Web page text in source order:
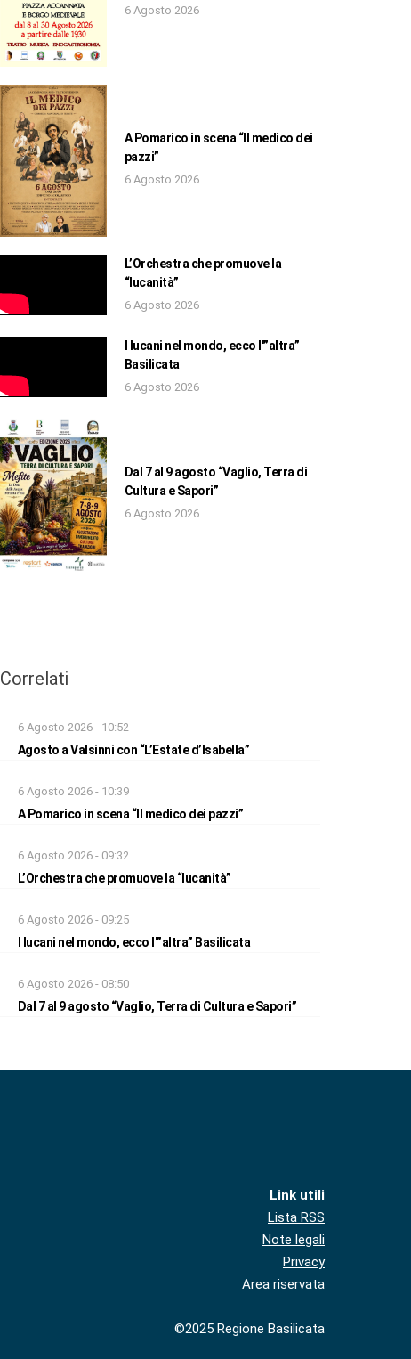
6 Agosto 2026
A Pomarico in scena “Il medico dei
pazzi”
6 Agosto 2026
L’Orchestra che promuove la
“lucanità”
6 Agosto 2026
I lucani nel mondo, ecco l'”altra”
Basilicata
6 Agosto 2026
Dal 7 al 9 agosto “Vaglio, Terra di
Cultura e Sapori”
6 Agosto 2026
Correlati
6 Agosto 2026 - 10:52
Agosto a Valsinni con “L’Estate d’Isabella”
6 Agosto 2026 - 10:39
A Pomarico in scena “Il medico dei pazzi”
6 Agosto 2026 - 09:32
L’Orchestra che promuove la “lucanità”
6 Agosto 2026 - 09:25
I lucani nel mondo, ecco l'”altra” Basilicata
6 Agosto 2026 - 08:50
Dal 7 al 9 agosto “Vaglio, Terra di Cultura e Sapori”
Link utili
Lista RSS
Note legali
Privacy
Area riservata
©2025 Regione Basilicata